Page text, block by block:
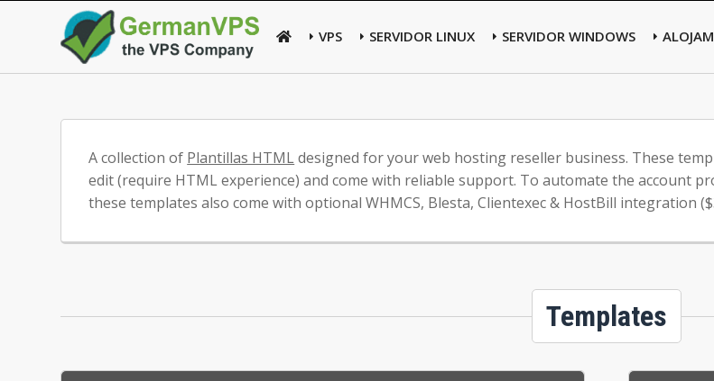
VPS SERVIDOR LINUX SERVIDOR WINDOWS
A collection of Plantillas HTMLdesigned for your web hosting reseller business. These
edit (require HTML experience) and come with reliable support. To automate the account
these templates also come with optional WHMCS, Blesta, Clientexec & HostBill integration
Templates